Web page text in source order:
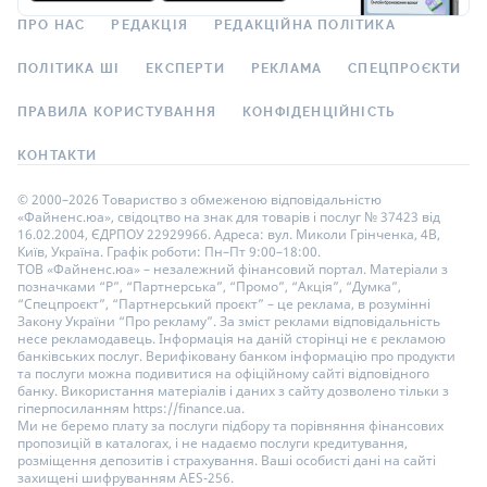
Наприкінці строку, Щомісяця
Паспорт, ІПН
Строк Ставка
2 роки
(від 724
до 914
днів)
15 % +0.35%від вкладу 50 000-50 000 000
1.5
року
(від 543
до 730
днів)
14.5% + 0.35%від вкладу 50 000-50 000 000
1 рік
(від 365
ПРО НАС РЕДАКЦІЯ РЕДАКЦІЙНА ПОЛІТИКА
ПОЛІТИКА ШІ ЕКСПЕРТИ РЕКЛАМА СПЕЦПРОЄКТИ
ПРАВИЛА КОРИСТУВАННЯ КОНФІДЕНЦІЙНІСТЬ
КОНТАКТИ
© 2000–2026 Товариство з обмеженою відповідальністю
«Файненс.юа», свідоцтво на знак для товарів і послуг № 37423 від
16.02.2004, ЄДРПОУ 22929966. Адреса: вул. Миколи Грінченка, 4В,
Київ, Україна. Графік роботи: Пн–Пт 9:00–18:00.
ТОВ «Файненс.юа» – незалежний фінансовий портал. Матеріали з
позначками “Р”, “Партнерська”, “Промо”, “Акція”, “Думка”,
“Спецпроєкт”, “Партнерський проєкт” – це реклама, в розумінні
Закону України “Про рекламу”. За зміст реклами відповідальність
несе рекламодавець. Інформація на даній сторінці не є рекламою
банківських послуг. Верифіковану банком інформацію про продукти
та послуги можна подивитися на офіційному сайті відповідного
банку. Використання матеріалів і даних з сайту дозволено тільки з
гіперпосиланням https://finance.ua.
Ми не беремо плату за послуги підбору та порівняння фінансових
пропозицій в каталогах, і не надаємо послуги кредитування,
розміщення депозитів і страхування. Ваші особисті дані на сайті
захищені шифруванням AES-256.